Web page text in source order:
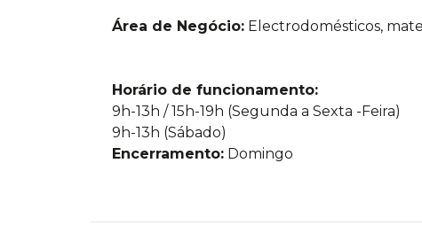
Área de Negócio: Electrodomésticos,
Horário de funcionamento:
9h-13h / 15h-19h (Segunda a Sexta -Feira)
9h-13h (Sábado)
Encerramento: Domingo